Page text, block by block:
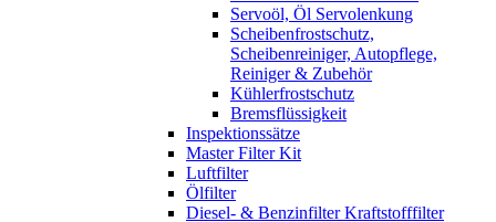
Servoöl, Öl Servolenkung
Scheibenfrostschutz,
Scheibenreiniger, Autopflege,
Reiniger & Zubehör
Kühlerfrostschutz
Bremsflüssigkeit
Inspektionssätze
Master Filter Kit
Luftfilter
Ölfilter
Diesel- & Benzinfilter Kraftstofffilter